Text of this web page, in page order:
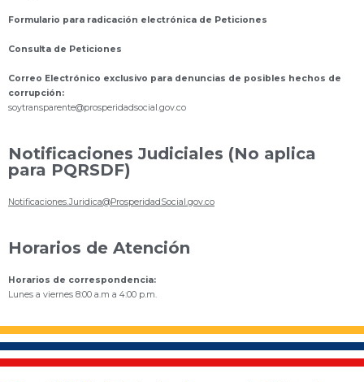
Formulario para radicación electrónica de Peticiones
Consulta de Peticiones
Correo Electrónico exclusivo para denuncias de posibles hechos de
corrupción:
soytransparente@prosperidadsocial.gov.co
Notificaciones Judiciales (No aplica
para PQRSDF)
Notificaciones.Juridica@ProsperidadSocial.gov.co
Horarios de Atención
Horarios de correspondencia:
Lunes a viernes 8:00 a.m a 4:00 p.m.